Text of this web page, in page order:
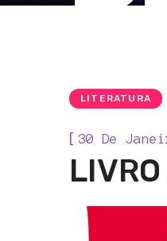
LITERATURA
[ 30 De